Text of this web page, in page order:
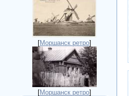
[Моршанск ретро]
[Моршанск ретро]